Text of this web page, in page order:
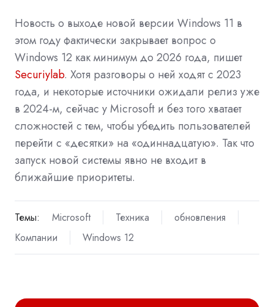
Новость о выходе новой версии Windows 11 в
этом году фактически закрывает вопрос о
Windows 12 как минимум до 2026 года, пишет
Securiylab. Хотя разговоры о ней ходят с 2023
года, и некоторые источники ожидали релиз уже
в 2024-м, сейчас у Microsoft и без того хватает
сложностей с тем, чтобы убедить пользователей
перейти с «десятки» на «одиннадцатую». Так что
запуск новой системы явно не входит в
ближайшие приоритеты.
Темы: Microsoft Техника
обновления
Компании
Windows 12